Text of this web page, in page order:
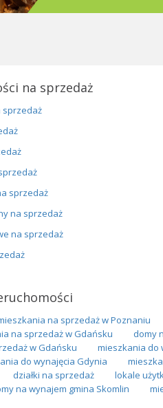
na sprzedaż
sprzedaż
sprzedaż
na sprzedaż
na sprzedaż
na sprzedaż w Poznaniu
na sprzedaż w Gdańsku
domy
w Gdańsku
mieszkania do
do wynajęcia Gdynia
działki na sprzedaż
lokale
na wynajem gmina Skomlin